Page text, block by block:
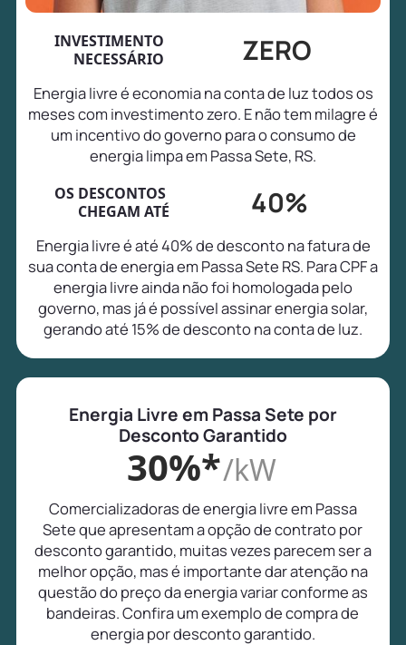
INVESTIMENTO
NECESSÁRIO
ZERO
Energia livre é economia na conta de luz todos os
meses com investimento zero. E não tem milagre é
um incentivo do governo para o consumo de
energia limpa em Passa Sete, RS.
OS DESCONTOS
CHEGAM ATÉ
40%
Energia livre é até 40% de desconto na fatura de
sua conta de energia em Passa Sete RS. Para CPF a
energia livre ainda não foi homologada pelo
governo, mas já é possível assinar energia solar,
gerando até 15% de desconto na conta de luz.
Energia Livre em Passa Sete por
Desconto Garantido
30%*/kW
Comercializadoras de energia livre em Passa
Sete que apresentam a opção de contrato por
desconto garantido, muitas vezes parecem ser a
melhor opção, mas é importante dar atenção na
questão do preço da energia variar conforme as
bandeiras. Confira um exemplo de compra de
energia por desconto garantido.